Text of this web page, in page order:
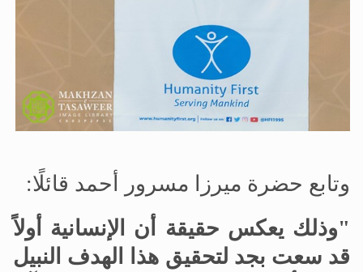
وتابع حضرة ميرزا مسرور أحمد قائلًا:
"وذلك يعكس حقيقة أن الإنسانية أولاً
قد سعت بجد لتحقيق هذا الهدف النبيل